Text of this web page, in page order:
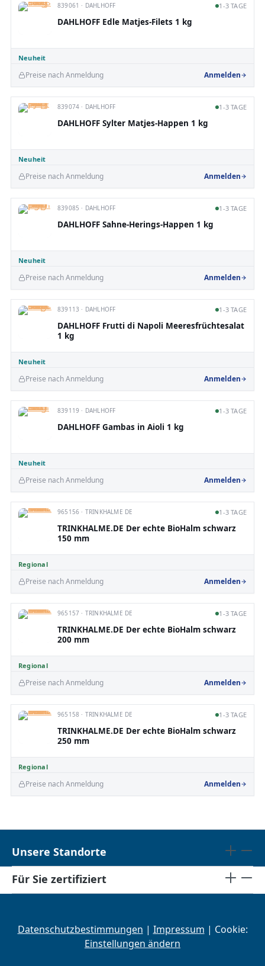
Neuheit
839061 · DAHLHOFF 1-3 TAGE
DAHLHOFF Edle Matjes-Filets 1 kg
Preise nach Anmeldung Anmelden
Neuheit
839074 · DAHLHOFF 1-3 TAGE
DAHLHOFF Sylter Matjes-Happen 1 kg
Preise nach Anmeldung Anmelden
Neuheit
839085 · DAHLHOFF 1-3 TAGE
DAHLHOFF Sahne-Herings-Happen 1 kg
Preise nach Anmeldung Anmelden
Neuheit
839113 · DAHLHOFF 1-3 TAGE
DAHLHOFF Frutti di Napoli Meeresfrüchtesalat
1 kg
Preise nach Anmeldung Anmelden
Neuheit
839119 · DAHLHOFF 1-3 TAGE
DAHLHOFF Gambas in Aioli 1 kg
Preise nach Anmeldung Anmelden
Regional
965156 · TRINKHALME DE 1-3 TAGE
TRINKHALME.DE Der echte BioHalm schwarz
150 mm
Preise nach Anmeldung Anmelden
Regional
965157 · TRINKHALME DE 1-3 TAGE
TRINKHALME.DE Der echte BioHalm schwarz
200 mm
Preise nach Anmeldung Anmelden
Regional
965158 · TRINKHALME DE 1-3 TAGE
TRINKHALME.DE Der echte BioHalm schwarz
250 mm
Preise nach Anmeldung Anmelden
Unsere Standorte
Für Sie zertifiziert
Datenschutzbestimmungen | Impressum | Cookie:
Einstellungen ändern